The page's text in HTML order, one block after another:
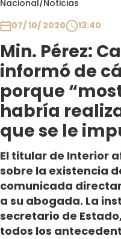
Nacional/Noticias
07/ 10/ 2020
13:40
Min. Pérez:
informó de
porque
habría
que se le
El titular de Interior
sobre la existencia
comunicada
a su abogada. La
secretario de
todos los
Club De La Comedia
Contigo en Directo
Plan Perfecto
El Tiempo
Sabingo
Todos Los